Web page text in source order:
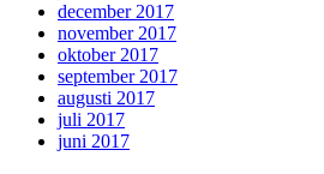
december 2017
november 2017
oktober 2017
september 2017
augusti 2017
juli 2017
juni 2017